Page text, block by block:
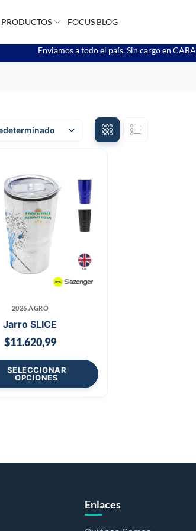
PRODUCTOS FOCUS BLOG
Enviamos a todo el país. Sin cargo en CABA
2026 AGRO
Jarro SLICE
$11.620,99
SELECCIONAR
OPCIONES
Enlaces